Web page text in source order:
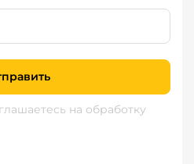
на обработку